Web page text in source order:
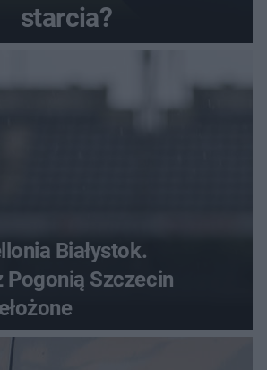
starcia?
Białystok.
Pogonią Szczecin